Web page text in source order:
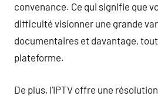
convenance. Ce qui signifie que
difficulté visionner une grande
documentaires et davantage, tout
plateforme.
De plus, l’IPTV offre une